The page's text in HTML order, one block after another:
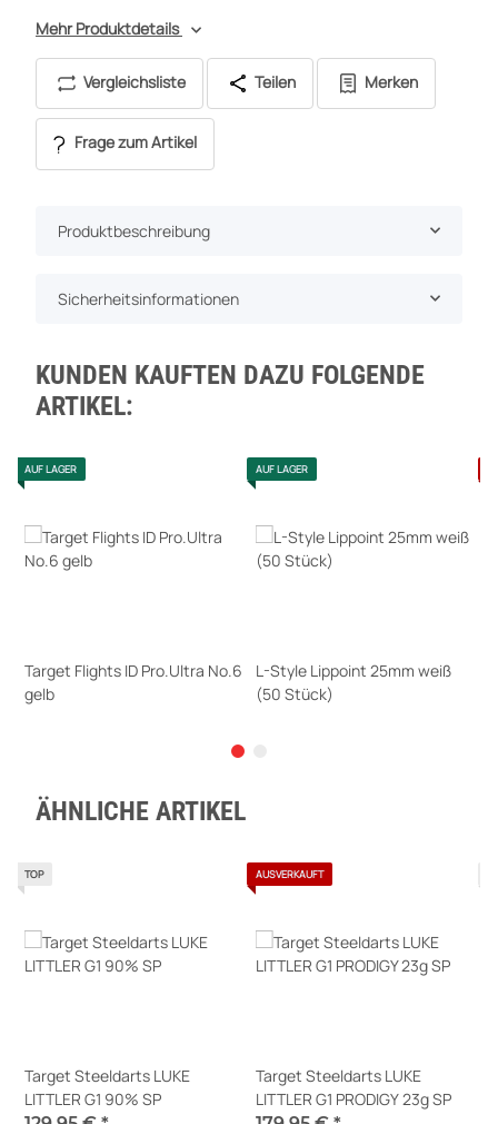
Mehr Produktdetails
Vergleichsliste Teilen Merken
Frage zum Artikel
Produktbeschreibung
Sicherheitsinformationen
KUNDEN KAUFTEN DAZU FOLGENDE
ARTIKEL:
AUF LAGER
Target Flights ID Pro.Ultra No.6
gelb
AUF LAGER
L-Style Lippoint 25mm weiß
(50 Stück)
ÄHNLICHE ARTIKEL
TOP
Target Steeldarts LUKE
LITTLER G1 90% SP
AUSVERKAUFT
Target Steeldarts LUKE
LITTLER G1 PRODIGY 23g SP